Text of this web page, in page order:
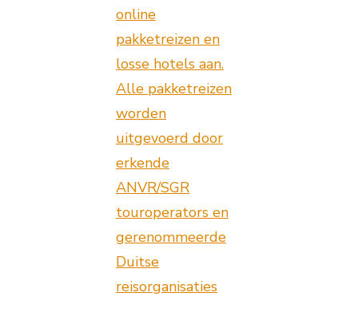
online
pakketreizen en
losse hotels aan.
Alle pakketreizen
worden
uitgevoerd door
erkende
ANVR/SGR
touroperators en
gerenommeerde
Duitse
reisorganisaties